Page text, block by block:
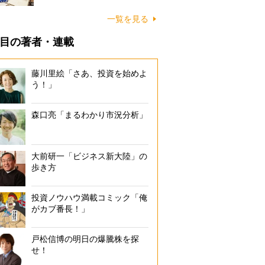
一覧を見る
の著者・連載
藤川里絵「さあ、投資を始めよ
う！」
森口亮「まるわかり市況分析」
大前研一「ビジネス新大陸」の
歩き方
投資ノウハウ満載コミック「俺
がカブ番長！」
戸松信博の明日の爆騰株を探
せ！